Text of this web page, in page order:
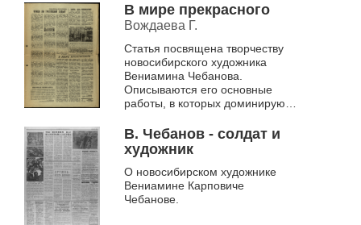
В мире прекрасного
Вождаева Г.
Статья посвящена творчеству
новосибирского художника
Вениамина Чебанова.
Описываются его основные
работы, в которых доминируют
Отечественная война,
показанная через драматизм и
герои...
В. Чебанов - солдат и
художник
О новосибирском художнике
Вениамине Карповиче
Чебанове.